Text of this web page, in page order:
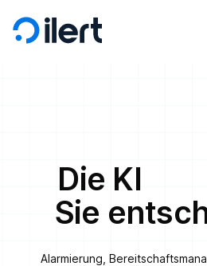
Die KI
Sie
Alarmierung,